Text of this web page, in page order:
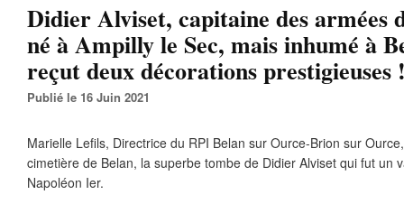
Didier Alviset, capitaine des armées
né à Ampilly le Sec, mais inhumé à
reçut deux décorations prestigieuses
Publié le 16 Juin 2021
Marielle Lefils, Directrice du RPI Belan sur Ource-Brion sur
cimetière de Belan, la superbe tombe de Didier Alviset qui fut un
Napoléon Ier.